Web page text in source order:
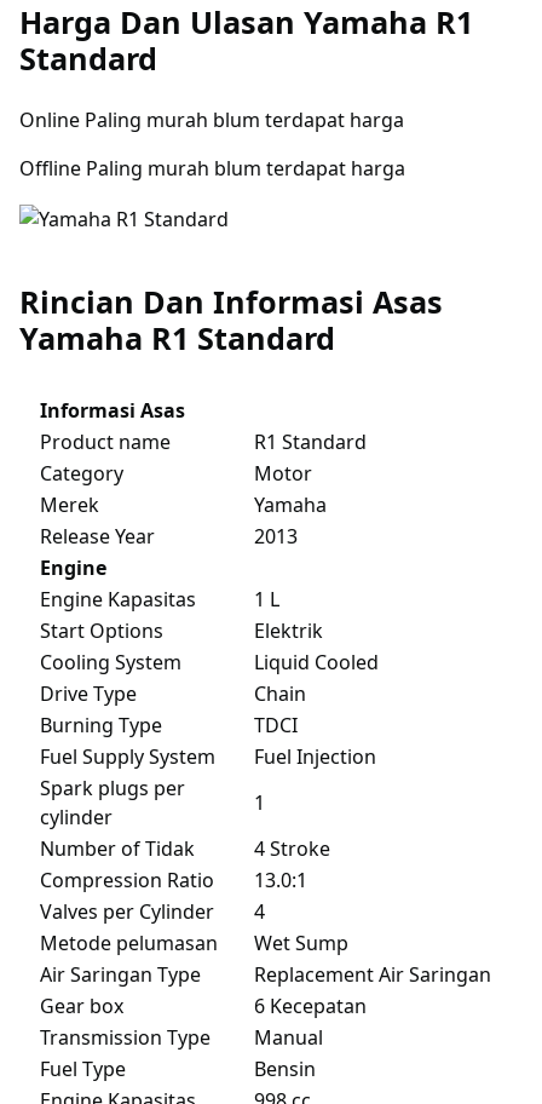
Harga Dan Ulasan Yamaha R1
Standard
Online Paling murah blum terdapat harga
Offline Paling murah blum terdapat harga
Rincian Dan Informasi Asas
Yamaha R1 Standard
Informasi Asas
Product name
R1 Standard
Category
Motor
Merek
Yamaha
Release Year
2013
Engine
Engine Kapasitas
1 L
Start Options
Elektrik
Cooling System
Liquid Cooled
Drive Type
Chain
Burning Type
TDCI
Fuel Supply System
Fuel Injection
Spark plugs per
cylinder
1
Number of Tidak
4 Stroke
Compression Ratio
13.0:1
Valves per Cylinder
4
Metode pelumasan
Wet Sump
Air Saringan Type
Replacement Air Saringan
Gear box
6 Kecepatan
Transmission Type
Manual
Fuel Type
Bensin